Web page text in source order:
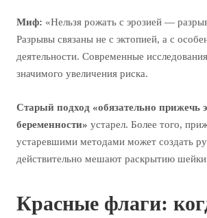
Миф: «Нельзя рожать с эрозией —
Разрывы связаны не с эктопией, а с
деятельности. Современные
значимого увеличения риска.
Старый подход «обязательно прижечь
беременности» устарел. Более того,
устаревшими методами может создать
действительно мешают раскрытию
Красные флаги: